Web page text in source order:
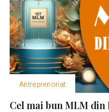
Antreprenoriat
Cel mai bun MLM din